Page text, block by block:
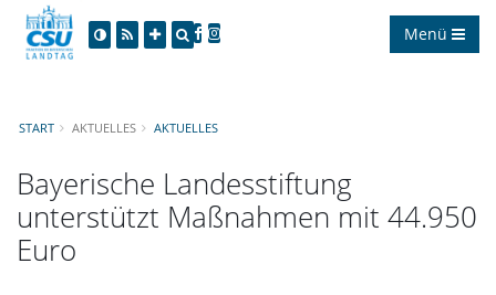
Menü
START AKTUELLES AKTUELLES
Bayerische Landesstiftung
unterstützt Maßnahmen mit 44.950
Euro